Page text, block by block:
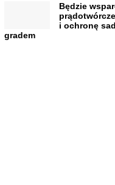
Będzie
i ochronę
gradem